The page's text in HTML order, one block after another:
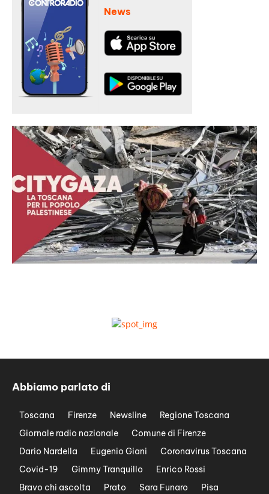
News
Abbiamo parlato di
Toscana Firenze Newsline
Regione Toscana
Giornale radio nazionale
Comune di Firenze
Dario Nardella
Eugenio Giani
Coronavirus Toscana
Covid-19
Gimmy Tranquillo
Enrico Rossi
Bravo chi ascolta
Prato Sara Funaro
Pisa